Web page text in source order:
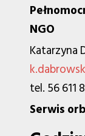
NGO
Katarzyna
tel. 56 611
Serwis